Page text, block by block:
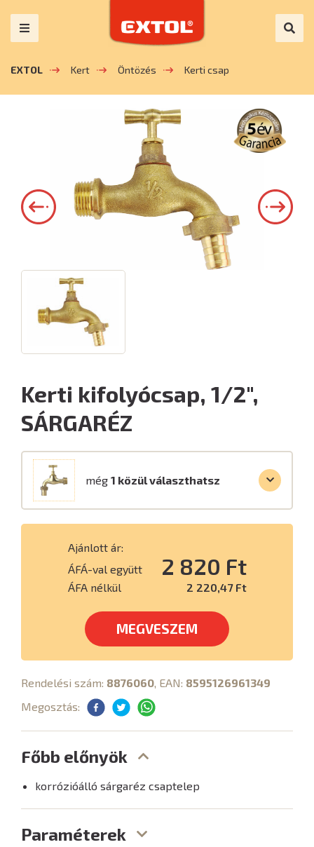
EXTOL Kert Öntözés Kerti csap
Kerti kifolyócsap, 1/2",
SÁRGARÉZ
még 1 közül választhatsz
Ajánlott ár:
ÁFÁ-val együtt
2 820 Ft
ÁFA nélkül 2 220,47 Ft
MEGVESZEM
Rendelési szám: 8876060, EAN: 8595126961349
Megosztás:
Főbb előnyök
korrózióálló sárgaréz csaptelep
Paraméterek